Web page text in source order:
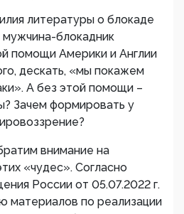
литературы о блокаде
мужчина-блокадник
помощи Америки и Англии
дескать, «мы покажем
А без этой помощи –
Зачем формировать у
внимание на
«чудес». Согласно
России от 05.07.2022 г.
материалов по реализации